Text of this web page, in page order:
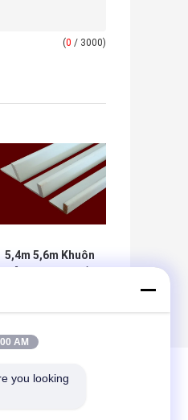
(0 / 3000)
5,4m 5,6m Khuôn
AM
you looking